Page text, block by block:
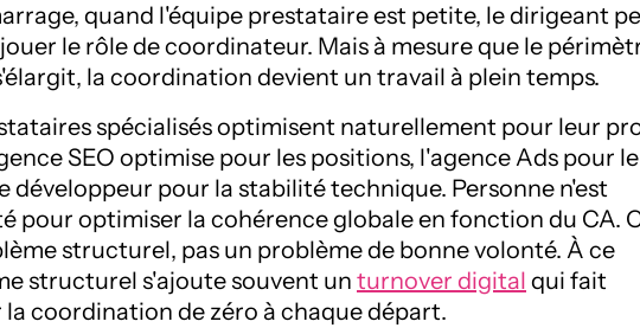
quand l'équipe prestataire est petite, le dirigeant
le rôle de coordinateur. Mais à mesure que le
la coordination devient un travail à plein temps.
spécialisés optimisent naturellement pour leur
SEO optimise pour les positions, l'agence Ads pour le
développeur pour la stabilité technique. Personne n'est
pour optimiser la cohérence globale en fonction du CA.
structurel, pas un problème de bonne volonté. À ce
structurel s'ajoute souvent un turnover digital qui fait
coordination de zéro à chaque départ.